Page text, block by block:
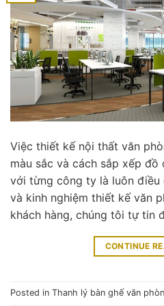
Việc thiết kế nội thất văn
màu sắc và cách sắp xếp
với từng công ty là luôn điều
và kinh nghiệm thiết kế văn
khách hàng, chúng tôi tự tin
CONTINUE
Posted in Thanh lý bàn ghế văn